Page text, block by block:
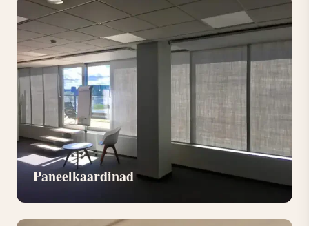
Paneelkaardinad